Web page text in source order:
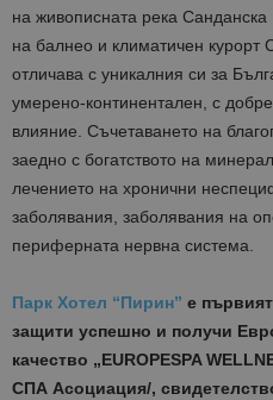
на живописната река
на балнео и климатичен курорт
отличава с уникалния си за
умерено-континентален, с
влияние. Съчетаването на
заедно с богатството на
лечението на хронични
заболявания, заболявания на
периферната нервна система.
Парк Хотел “Пирин” е
защити успешно и получи
качество „EUROPESPA
СПА Асоциация/,